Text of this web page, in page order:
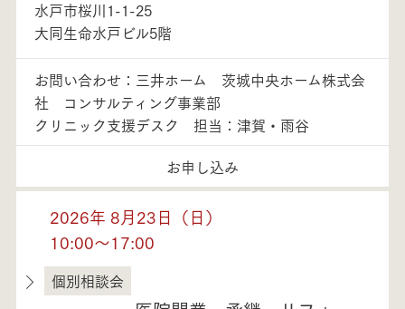
水戸市桜川1-1-25
大同生命水戸ビル5階
お問い合わせ：三井ホーム 茨城中央ホーム株式会
社 コンサルティング事業部
クリニック支援デスク 担当：津賀・雨谷
お申し込み
2026年 8月23日（日）
10:00～17:00
茨城県
個別相談会